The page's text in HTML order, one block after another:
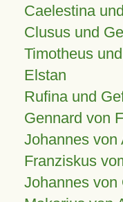
Caelestina
Clusus und
Timotheus
Elstan
Rufina und
Gennard von
Johannes von
Franziskus
Johannes von